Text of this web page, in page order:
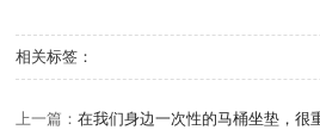
相关标签：
上一篇：在我们身边一次性的马桶坐垫，很